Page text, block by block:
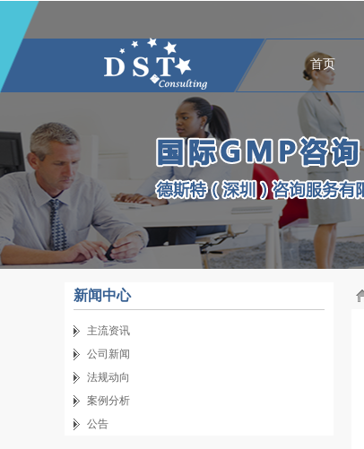
首页
新闻中心
主流资讯
公司新闻
法规动向
案例分析
公告